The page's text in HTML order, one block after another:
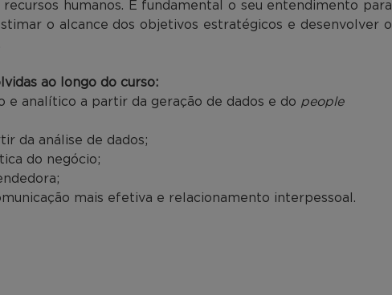
humanos. É fundamental o seu entendimento para
o alcance dos objetivos estratégicos e desenvolver o
ao longo do curso:
e analítico a partir da geração de dados e do people
da análise de dados;
do negócio;
mais efetiva e relacionamento interpessoal.